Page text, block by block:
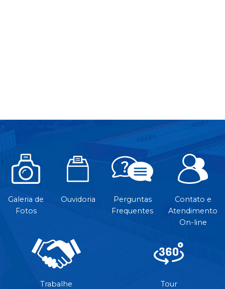
Galeria de
Fotos
Ouvidoria
Perguntas
Frequentes
Contato e
Atendimento
On-line
Trabalhe
Tour